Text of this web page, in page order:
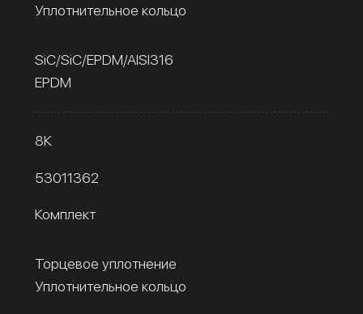
Уплотнительное кольцо
SiC/SiC/EPDM/AISI316
EPDM
8К
53011362
Комплект
Торцевое уплотнение
Уплотнительное кольцо